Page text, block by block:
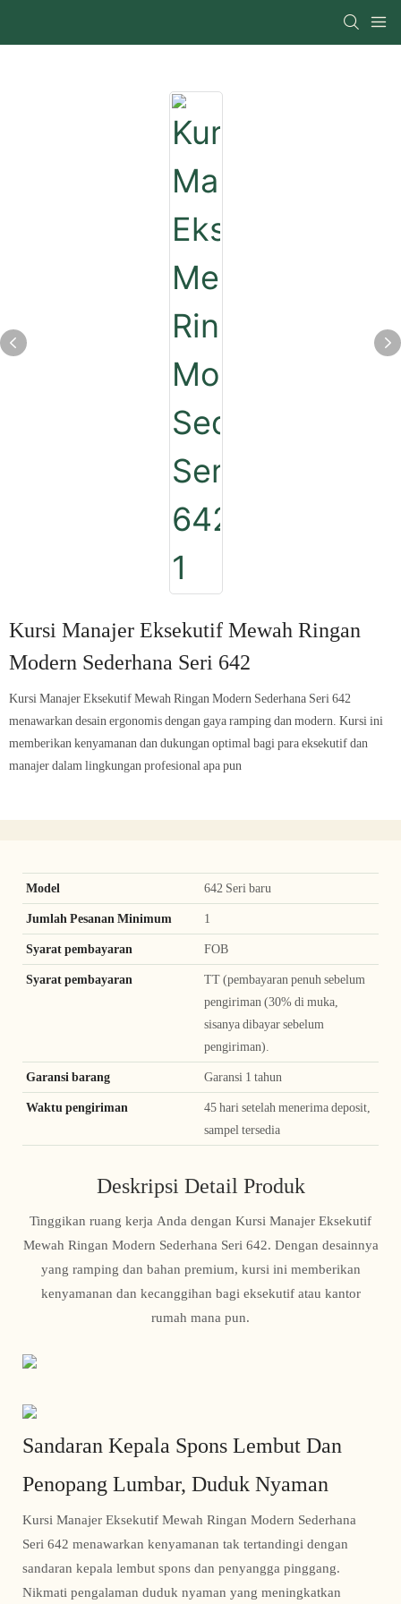
Kursi Manajer Eksekutif Mewah Ringan
Modern Sederhana Seri 642
Kursi Manajer Eksekutif Mewah Ringan Modern Sederhana Seri 642
menawarkan desain ergonomis dengan gaya ramping dan modern. Kursi ini
memberikan kenyamanan dan dukungan optimal bagi para eksekutif dan
manajer dalam lingkungan profesional apa pun
Model 642 Seri baru
Jumlah Pesanan Minimum 1
Syarat pembayaran FOB
Syarat pembayaran
TT (pembayaran penuh sebelum
pengiriman (30% di muka,
sisanya dibayar sebelum
pengiriman).
Garansi barang Garansi 1 tahun
Waktu pengiriman
45 hari setelah menerima deposit,
sampel tersedia
Deskripsi Detail Produk
Tinggikan ruang kerja Anda dengan Kursi Manajer Eksekutif
Mewah Ringan Modern Sederhana Seri 642. Dengan desainnya
yang ramping dan bahan premium, kursi ini memberikan
kenyamanan dan kecanggihan bagi eksekutif atau kantor
rumah mana pun.
Sandaran Kepala Spons Lembut Dan
Penopang Lumbar, Duduk Nyaman
Kursi Manajer Eksekutif Mewah Ringan Modern Sederhana
Seri 642 menawarkan kenyamanan tak tertandingi dengan
sandaran kepala lembut spons dan penyangga pinggang.
Nikmati pengalaman duduk nyaman yang meningkatkan